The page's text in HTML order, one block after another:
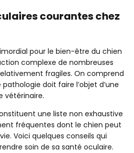
courantes chez
pour le bien-être du chien
complexe de nombreuses
fragiles. On comprend
doit faire l’objet d’une
vétérinaire.
une liste non exhaustive
fréquentes dont le chien peut
Voici quelques conseils qui
soin de sa santé oculaire.